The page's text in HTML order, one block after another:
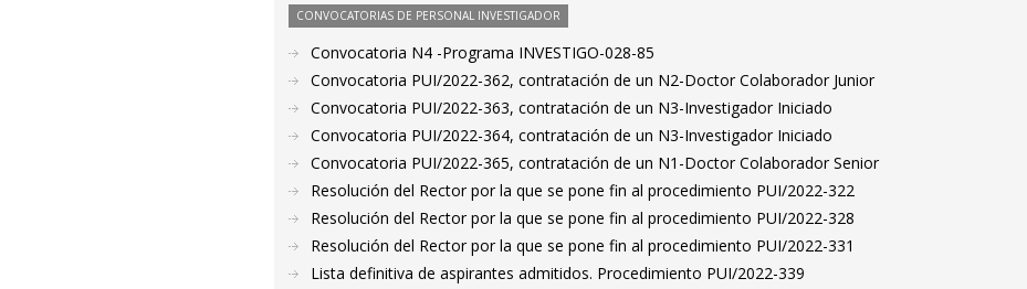
CONVOCATORIAS DE PERSONAL INVESTIGADOR
Convocatoria N4 -Programa INVESTIGO-028-85
Convocatoria PUI/2022-362, contratación de un N2-Doctor Colaborador Junior
Convocatoria PUI/2022-363, contratación de un N3-Investigador Iniciado
Convocatoria PUI/2022-364, contratación de un N3-Investigador Iniciado
Convocatoria PUI/2022-365, contratación de un N1-Doctor Colaborador Senior
Resolución del Rector por la que se pone fin al procedimiento PUI/2022-322
Resolución del Rector por la que se pone fin al procedimiento PUI/2022-328
Resolución del Rector por la que se pone fin al procedimiento PUI/2022-331
Lista definitiva de aspirantes admitidos. Procedimiento PUI/2022-339